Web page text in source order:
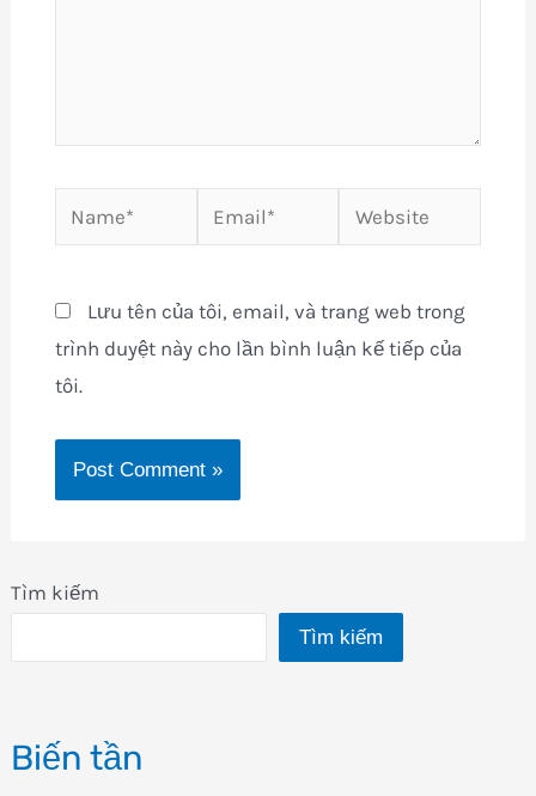
Tìm kiếm
Tìm kiếm
Biến tần
Name* Email* Website
Lưu tên của tôi, email, và trang web trong
trình duyệt này cho lần bình luận kế tiếp của
tôi.